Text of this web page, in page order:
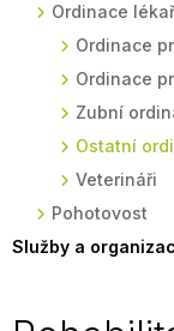
Ordinace
Ordinace
Ordinace
Zubní
Ostatní
Veterináři
Pohotovost
Služby a